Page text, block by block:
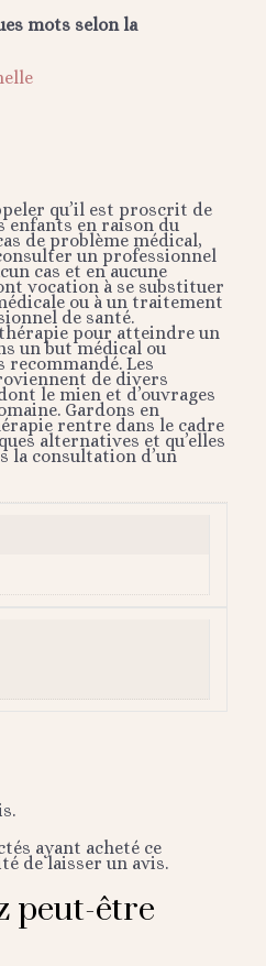
mots selon la
qu’il est proscrit de
enfants en raison du
de problème médical,
un professionnel
cas et en aucune
vocation à se substituer
ou à un traitement
de santé.
pour atteindre un
un but médical ou
recommandé. Les
de divers
le mien et d’ouvrages
Gardons en
rentre dans le cadre
alternatives et qu’elles
la consultation d’un
ayant acheté ce
de laisser un avis.
peut-être